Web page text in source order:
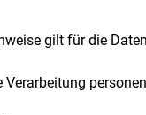
gilt für die